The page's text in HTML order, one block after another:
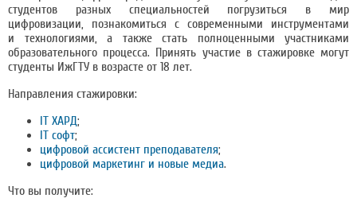
студентов разных специальностей погрузиться в мир
цифровизации, познакомиться с современными инструментами
и технологиями, а также стать полноценными участниками
образовательного процесса. Принять участие в стажировке могут
студенты ИжГТУ в возрасте от 18 лет.
Направления стажировки:
IT ХАРД;
IT софт;
цифровой ассистент преподавателя;
цифровой маркетинг и новые медиа.
Что вы получите: